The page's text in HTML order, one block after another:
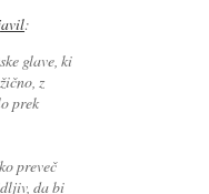
:
glave, ki
z
prek
preveč
da bi